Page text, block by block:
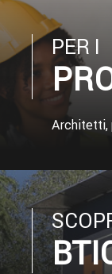
PER I
Architetti,